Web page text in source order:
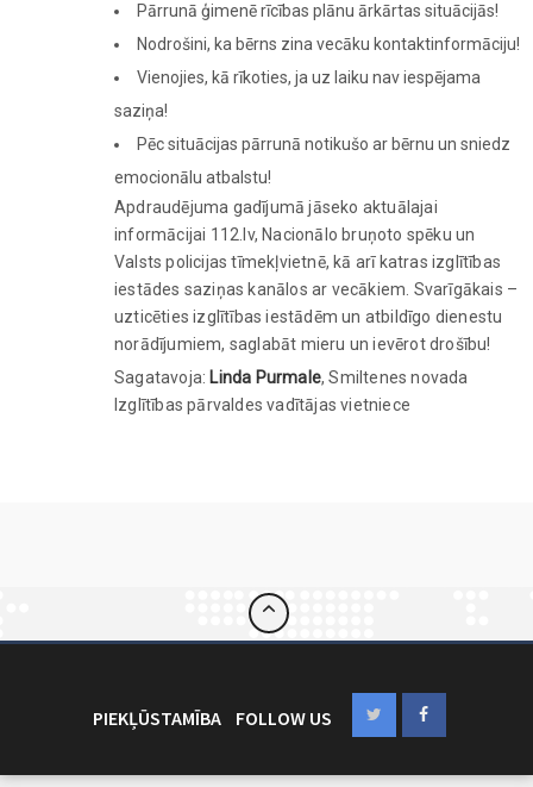
Pārrunā ģimenē rīcības plānu ārkārtas situācijās!
Nodrošini, ka bērns zina vecāku kontaktinformāciju!
Vienojies, kā rīkoties, ja uz laiku nav iespējama
saziņa!
Pēc situācijas pārrunā notikušo ar bērnu un sniedz
emocionālu atbalstu!
Apdraudējuma gadījumā jāseko aktuālajai
informācijai 112.lv, Nacionālo bruņoto spēku un
Valsts policijas tīmekļvietnē, kā arī katras izglītības
iestādes saziņas kanālos ar vecākiem. Svarīgākais –
uzticēties izglītības iestādēm un atbildīgo dienestu
norādījumiem, saglabāt mieru un ievērot drošību!
Sagatavoja: Linda Purmale, Smiltenes novada
Izglītības pārvaldes vadītājas vietniece
PIEKĻŪSTAMĪBA FOLLOW US